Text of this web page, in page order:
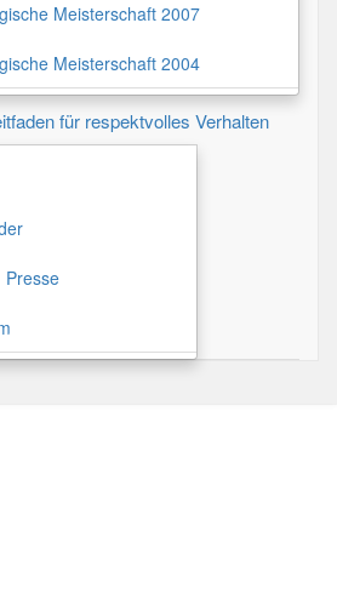
Meisterschaft 2007
Meisterschaft 2004
für respektvolles Verhalten
Presse